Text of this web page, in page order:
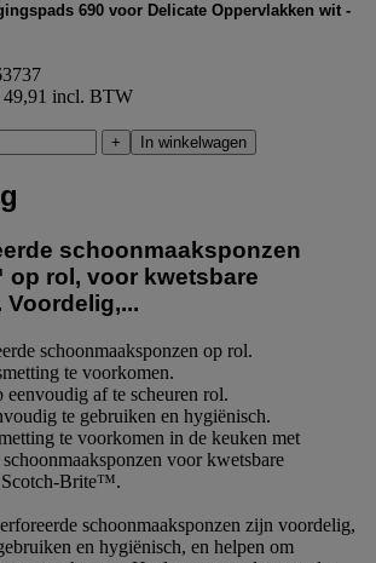
690 voor Delicate Oppervlakken wit -
49,91 incl. BTW
+ In winkelwagen
schoonmaaksponzen
rol, voor kwetsbare
schoonmaaksponzen op rol.
te voorkomen.
eenvoudig af te scheuren rol.
te gebruiken en hygiënisch.
te voorkomen in de keuken met
voor kwetsbare
Brite™.
schoonmaaksponzen zijn voordelig,
en hygiënisch, en helpen om